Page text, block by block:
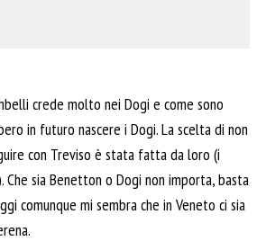
crede molto nei Dogi e come sono
in futuro nascere i Dogi. La scelta di non
con Treviso è stata fatta da loro (i
sia Benetton o Dogi non importa, basta
comunque mi sembra che in Veneto ci sia